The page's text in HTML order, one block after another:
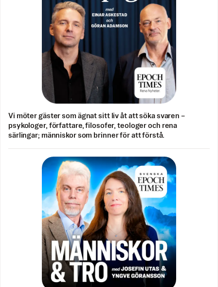
Vi möter gäster som ägnat sitt liv åt att söka svaren –
psykologer, författare, filosofer, teologer och rena
särlingar; människor som brinner för att förstå.